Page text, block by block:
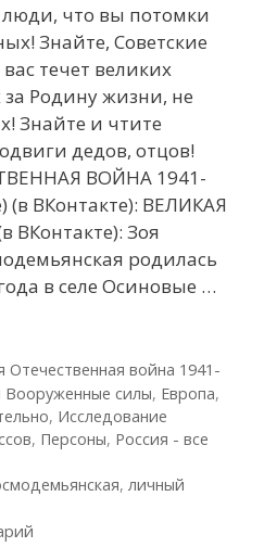
люди, что вы потомки
Знайте, Советские
течет великих
Родину жизни, не
Знайте и чтите
дедов, отцов!
ВОЙНА 1941-
(в ВКонтакте): ВЕЛИКАЯ
Зоя
родилась
в селе Осиновые …
Отечественная война 1941-
Вооруженные силы, Европа,
, Исследование
, Персоны, Россия - все
, личный